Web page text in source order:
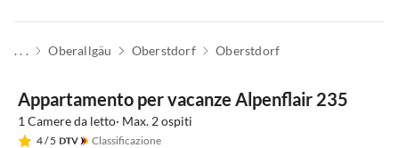
. . . Oberallgäu Oberstdorf Oberstdorf
Appartamento per vacanze Alpenflair 235
1 Camere da letto· Max. 2 ospiti
4/ 5 Classificazione